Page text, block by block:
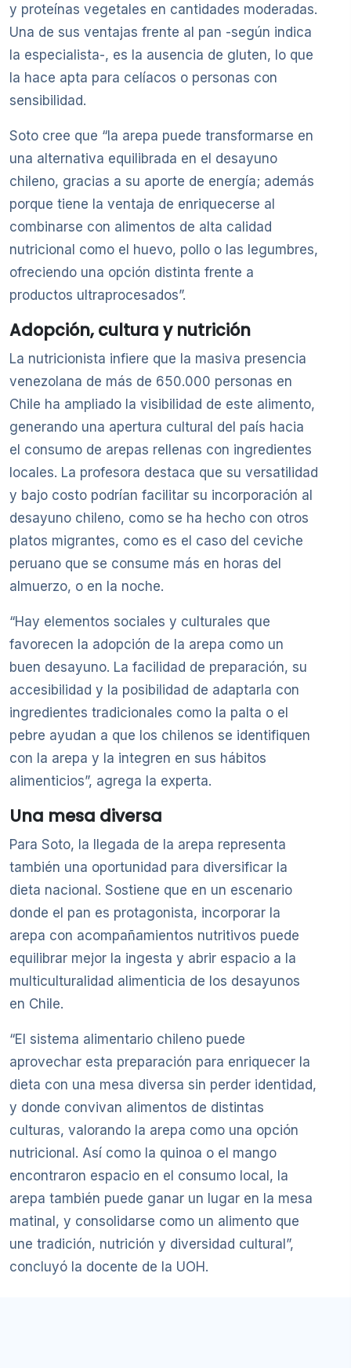
y proteínas vegetales en cantidades moderadas.
Una de sus ventajas frente al pan -según indica
la especialista-, es la ausencia de gluten, lo que
la hace apta para celíacos o personas con
sensibilidad.
Soto cree que “la arepa puede transformarse en
una alternativa equilibrada en el desayuno
chileno, gracias a su aporte de energía; además
porque tiene la ventaja de enriquecerse al
combinarse con alimentos de alta calidad
nutricional como el huevo, pollo o las legumbres,
ofreciendo una opción distinta frente a
productos ultraprocesados”.
Adopción, cultura y nutrición
La nutricionista infiere que la masiva presencia
venezolana de más de 650.000 personas en
Chile ha ampliado la visibilidad de este alimento,
generando una apertura cultural del país hacia
el consumo de arepas rellenas con ingredientes
locales. La profesora destaca que su versatilidad
y bajo costo podrían facilitar su incorporación al
desayuno chileno, como se ha hecho con otros
platos migrantes, como es el caso del ceviche
peruano que se consume más en horas del
almuerzo, o en la noche.
“Hay elementos sociales y culturales que
favorecen la adopción de la arepa como un
buen desayuno. La facilidad de preparación, su
accesibilidad y la posibilidad de adaptarla con
ingredientes tradicionales como la palta o el
pebre ayudan a que los chilenos se identifiquen
con la arepa y la integren en sus hábitos
alimenticios”, agrega la experta.
Una mesa diversa
Para Soto, la llegada de la arepa representa
también una oportunidad para diversificar la
dieta nacional. Sostiene que en un escenario
donde el pan es protagonista, incorporar la
arepa con acompañamientos nutritivos puede
equilibrar mejor la ingesta y abrir espacio a la
multiculturalidad alimenticia de los desayunos
en Chile.
“El sistema alimentario chileno puede
aprovechar esta preparación para enriquecer la
dieta con una mesa diversa sin perder identidad,
y donde convivan alimentos de distintas
culturas, valorando la arepa como una opción
nutricional. Así como la quinoa o el mango
encontraron espacio en el consumo local, la
arepa también puede ganar un lugar en la mesa
matinal, y consolidarse como un alimento que
une tradición, nutrición y diversidad cultural”,
concluyó la docente de la UOH.